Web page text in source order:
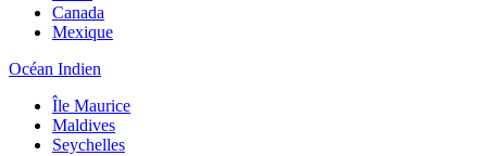
Canada
Mexique
Océan Indien
Île Maurice
Maldives
Seychelles